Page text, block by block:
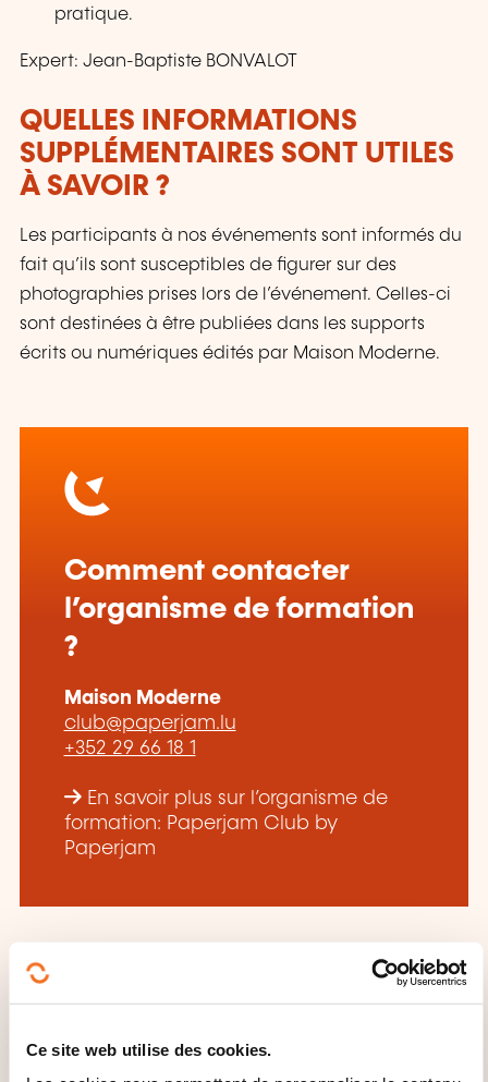
Ce site web utilise des cookies.
pratique.
Expert: Jean-Baptiste BONVALOT
QUELLES INFORMATIONS
SUPPLÉMENTAIRES SONT UTILES
À SAVOIR ?
Les participants à nos événements sont informés du
fait qu’ils sont susceptibles de figurer sur des
photographies prises lors de l’événement. Celles-ci
sont destinées à être publiées dans les supports
écrits ou numériques édités par Maison Moderne.
Comment contacter
l’organisme de formation
?
Maison Moderne
club@paperjam.lu
+352 29 66 18 1
En savoir plus sur l’organisme de
formation: Paperjam Club by
Paperjam
VOUS INTÉRESSER